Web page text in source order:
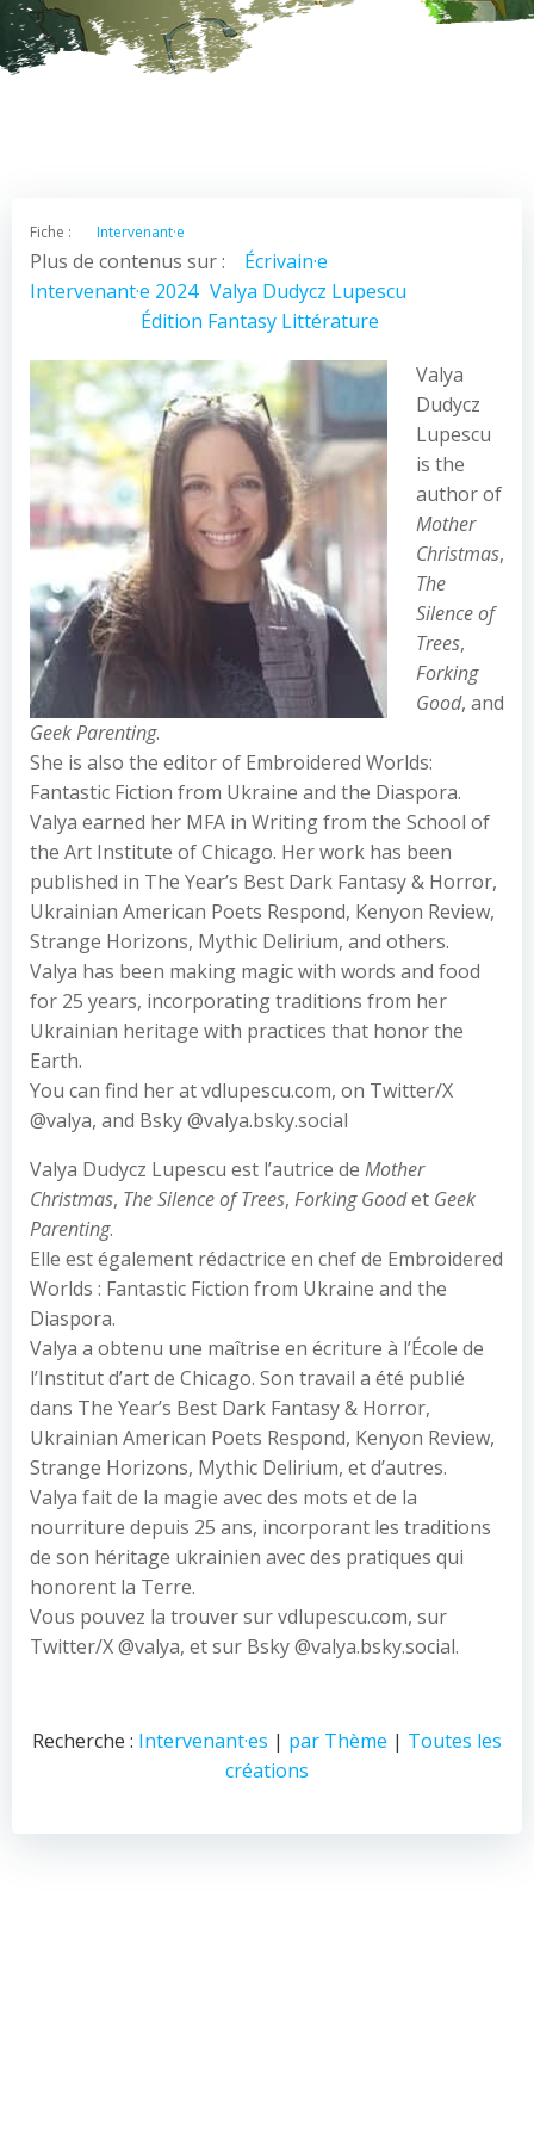
Fiche : Intervenant·e
Plus de contenus sur :
Écrivain·e
Intervenant·e 2024 Valya Dudycz Lupescu
Édition Fantasy Littérature
Valya
Dudycz
Lupescu
is the
author of
Mother
Christmas,
The
Silence of
Trees,
Forking
Good, and
Geek Parenting.
She is also the editor of Embroidered Worlds:
Fantastic Fiction from Ukraine and the Diaspora.
Valya earned her MFA in Writing from the School of
the Art Institute of Chicago. Her work has been
published in The Year’s Best Dark Fantasy & Horror,
Ukrainian American Poets Respond, Kenyon Review,
Strange Horizons, Mythic Delirium, and others.
Valya has been making magic with words and food
for 25 years, incorporating traditions from her
Ukrainian heritage with practices that honor the
Earth.
You can find her at vdlupescu.com, on Twitter/X
@valya, and Bsky @valya.bsky.social
Valya Dudycz Lupescu est l’autrice de Mother
Christmas, The Silence of Trees, Forking Goodet Geek
Parenting.
Elle est également rédactrice en chef de Embroidered
Worlds : Fantastic Fiction from Ukraine and the
Diaspora.
Valya a obtenu une maîtrise en écriture à l’École de
l’Institut d’art de Chicago. Son travail a été publié
dans The Year’s Best Dark Fantasy & Horror,
Ukrainian American Poets Respond, Kenyon Review,
Strange Horizons, Mythic Delirium, et d’autres.
Valya fait de la magie avec des mots et de la
nourriture depuis 25 ans, incorporant les traditions
de son héritage ukrainien avec des pratiques qui
honorent la Terre.
Vous pouvez la trouver sur vdlupescu.com, sur
Twitter/X @valya, et sur Bsky @valya.bsky.social.
Recherche : Intervenant·es | par Thème | Toutes les
créations